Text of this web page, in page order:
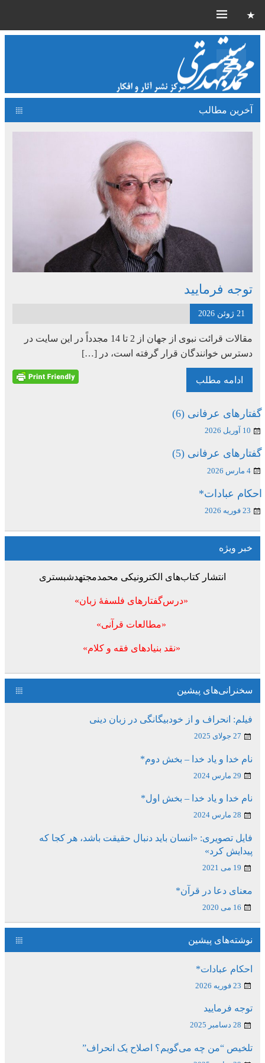
آخرین مطالب
توجه فرمایید
21 ژوئن 2026
مقالات قرائت نبوی از جهان از 2 تا 14 مجدداً در این سایت در
دسترس خوانندگان قرار گرفته است، در […]
ادامه مطلب
گفتارهای عرفانی (6)
10 آوریل 2026
گفتارهای عرفانی (5)
4 مارس 2026
احکام عبادات*
23 فوریه 2026
خبر ویژه
انتشار کتاب‌های الکترونیکی محمدمجتهدشبستری
«درس‌گفتارهای فلسفۀ زبان»
«مطالعات قرآنی»
«نقد بنیادهای فقه و کلام»
سخنرانی‌های پیشین
فیلم: انحراف و از خودبیگانگی در زبان دینی
27 جولای 2025
نام خدا و یاد خدا – بخش دوم*
29 مارس 2024
نام خدا و یاد خدا – بخش اول*
28 مارس 2024
فایل تصویری: «انسان باید دنبال حقیقت باشد، هر کجا که
پیدایش کرد»
19 می 2021
معنای دعا در قرآن*
16 می 2020
نوشته‌های پیشین
احکام عبادات*
23 فوریه 2026
توجه فرمایید
28 دسامبر 2025
تلخیص “من چه می‌گویم؟ اصلاح یک انحراف”